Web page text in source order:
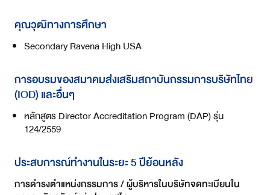
คุณวุฒิทางการศึกษา
Secondary Ravena High USA
การอบรมของสมาคมส่งเสริมสถาบันกรรมการบริษัทไทย
(IOD) และอื่นๆ
หลักสูตร Director Accreditation Program (DAP) รุ่น
124/2559
ประสบการณ์ทำงานในระยะ 5 ปีย้อนหลัง
การดำรงตำแหน่งกรรมการ / ผู้บริหารในบริษัทจดทะเบียนใน